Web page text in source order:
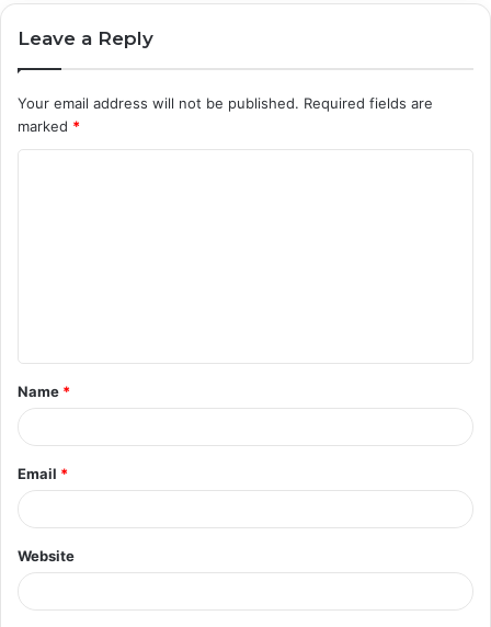
Leave a Reply
Your email address will not be published. Required fields are
marked *
t
*
Name *
Email *
Website